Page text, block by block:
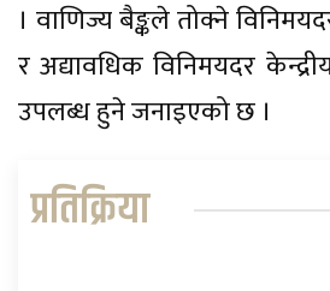
। वाणिज्य बैङ्कले तोक्ने
र अद्यावधिक विनिमयदर
उपलब्ध हुने जनाइएको छ ।
प्रतिक्रिया